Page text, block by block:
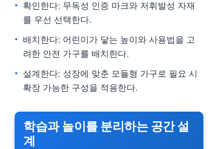
확인한다: 무독성 인증 마크와 저휘발성 자재
를 우선 선택한다.
배치한다: 어린이가 닿는 높이와 사용법을 고
려한 안전 가구를 배치한다.
설계한다: 성장에 맞춘 모듈형 가구로 필요 시
확장 가능한 구성을 적용한다.
학습과 놀이를 분리하는 공간 설
계